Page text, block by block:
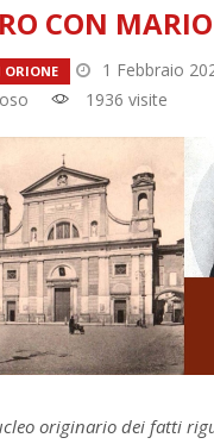
CON
ORIONE
1 Febbraio
1936 visite
originario dei fatti